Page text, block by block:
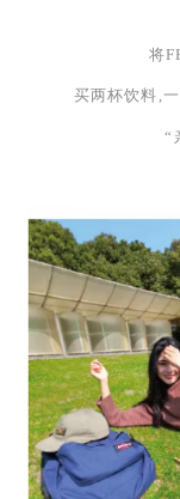
将
买两杯饮料,
“